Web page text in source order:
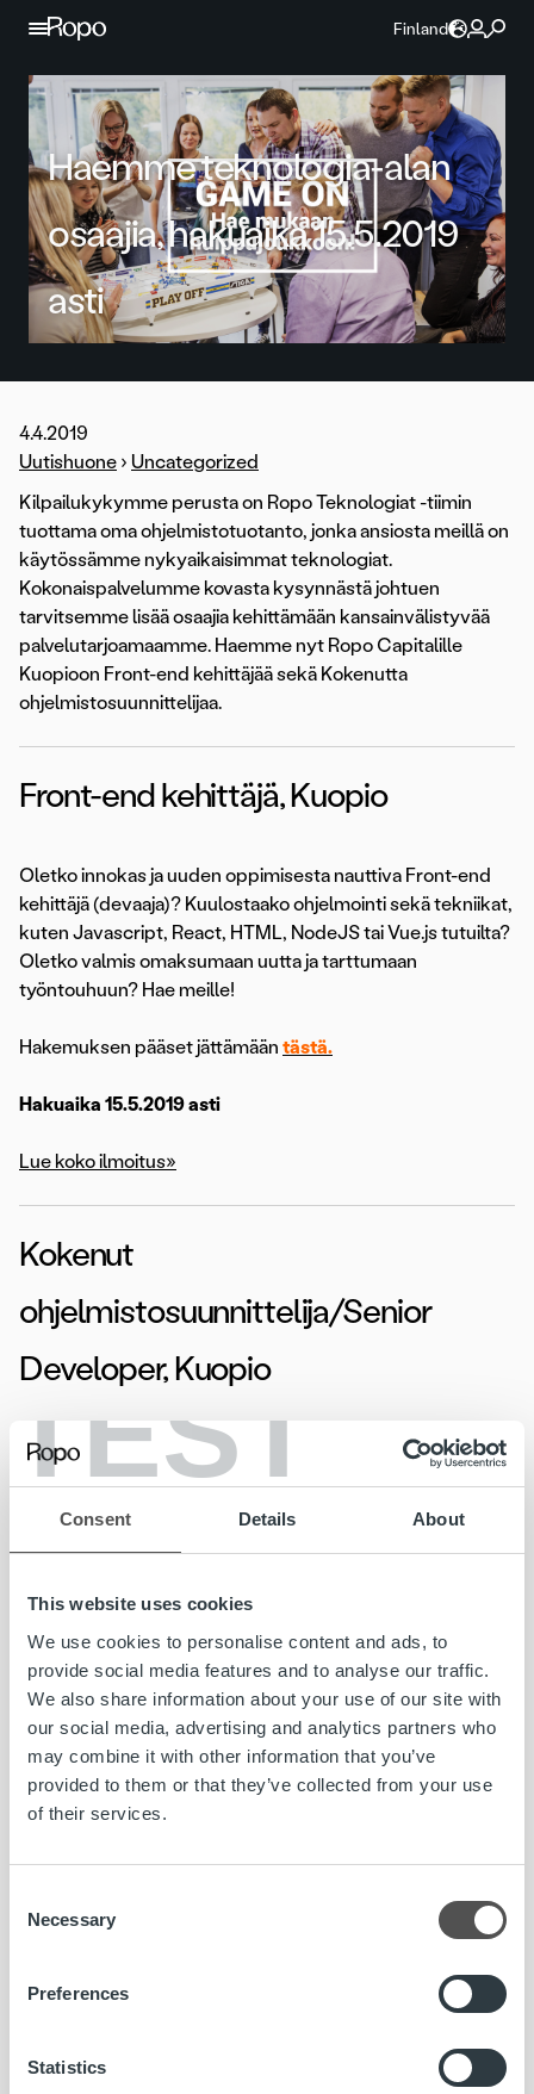
TEST
Consent Details About
This website uses cookies
We use cookies to personalise content and ads, to
provide social media features and to analyse our traffic.
We also share information about your use of our site with
our social media, advertising and analytics partners who
may combine it with other information that you’ve
provided to them or that they’ve collected from your use
of their services.
Selection
Necessary
Preferences
Statistics
Jatka sisältöön
Finland
Haemme teknologia-alan
osaajia, hakuaika 15.5.2019
asti
4.4.2019
Uutishuone › Uncategorized
Kilpailukykymme perusta on Ropo Teknologiat -tiimin
tuottama oma ohjelmistotuotanto, jonka ansiosta meillä on
käytössämme nykyaikaisimmat teknologiat.
Kokonaispalvelumme kovasta kysynnästä johtuen
tarvitsemme lisää osaajia kehittämään kansainvälistyvää
palvelutarjoamaamme. Haemme nyt Ropo Capitalille
Kuopioon Front-end kehittäjää sekä Kokenutta
ohjelmistosuunnittelijaa.
Front-end kehittäjä, Kuopio
Oletko innokas ja uuden oppimisesta nauttiva Front-end
kehittäjä (devaaja)? Kuulostaako ohjelmointi sekä tekniikat,
kuten Javascript, React, HTML, NodeJS tai Vue.js tutuilta?
Oletko valmis omaksumaan uutta ja tarttumaan
työntouhuun? Hae meille!
Hakemuksen pääset jättämään tästä.
Hakuaika 15.5.2019 asti
Lue koko ilmoitus»
Kokenut
ohjelmistosuunnittelija/Senior
Developer, Kuopio
Oletko vahvan kokemuksen omaava
ohjelmistosuunnittelija? Kuulostavatko full-stack kehitys,
Hakuaika 15.5.2019 asti
Lue koko ilmoitus»
Lasku on iloinen asia. Kun yritys saa myymästään tavarasta
laskutuksesta kokonaisuutena. Joka 6. Suomessa lähtevä
lasku välitetään meidän kauttamme ja kuukausittain yli 8
perustuu kykyymme kasvaa ja kehittyä yksilöinä sekä
www.ropocapital.fi/rekrytointi